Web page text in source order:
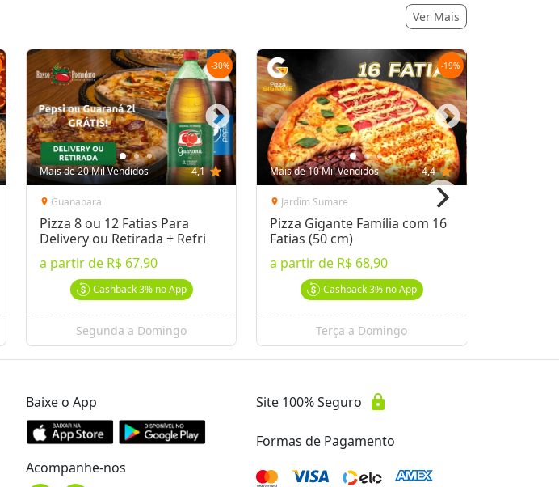
Ver Mais
-30%
Mais de 20 Mil Vendidos 4,1 star
location_on Guanabara
Pizza 8 ou 12 Fatias Para
Delivery ou Retirada + Refri
a partir de R$ 67,90
Cashback3%no App
Segunda a Domingo
-19%
Mais de 10 Mil Vendidos 4,4 star
location_on Jardim Sumare
Pizza Gigante Família com 16
Fatias (50 cm)
a partir de R$ 68,90
Cashback3%no App
Terça a Domingo
Baixe o App
Acompanhe-nos
Site 100% Seguro lock
Formas de Pagamento